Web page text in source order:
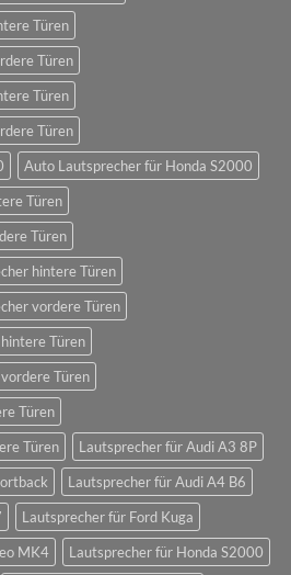
Türen
Türen
Türen
Türen
Auto Lautsprecher für Honda S2000
Türen
Türen
hintere Türen
vordere Türen
Türen
Türen
Türen
Türen
Lautsprecher für Audi A3 8P
Lautsprecher für Audi A4 B6
Lautsprecher für Ford Kuga
MK4
Lautsprecher für Honda S2000